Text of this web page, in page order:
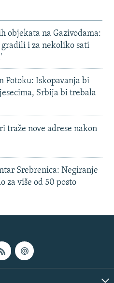
objekata na Gazivodama:
gradili i za nekoliko sati
Potoku: Iskopavanja bi
Srbija bi trebala
traže nove adrese nakon
Srebrenica: Negiranje
za više od 50 posto